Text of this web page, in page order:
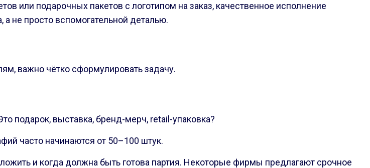
или подарочных пакетов с логотипом на заказ, качественное исполнение
а не просто вспомогательной деталью.
важно чётко сформулировать задачу.
подарок, выставка, бренд-мерч, retail-упаковка?
часто начинаются от 50–100 штук.
и когда должна быть готова партия. Некоторые фирмы предлагают срочное